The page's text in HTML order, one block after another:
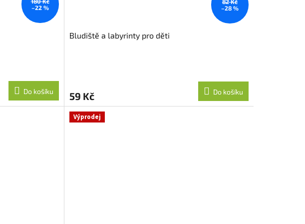
–22 %
Do košíku
–28 %
Bludiště a labyrinty pro děti
59 Kč Do košíku
Výprodej